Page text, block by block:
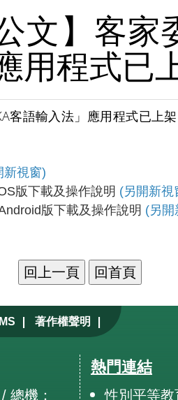
文】客
用程式已
客語輸入法」應用程式已上
新視窗)
版下載及操作說明 (另開新視
版下載及操作說明 (另開
| 著作權聲明 |
總機：
熱門連結
性別平等教